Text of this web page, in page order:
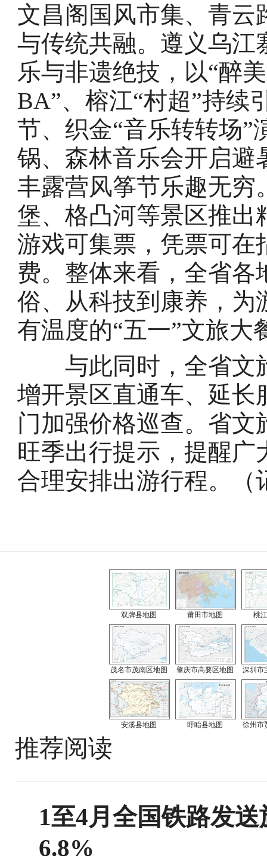
文昌阁国风市集、青云
与传统共融。遵义乌江
乐与非遗绝技，以“醉
BA”、榕江“村超”持续
节、织金“音乐转转场
锅、森林音乐会开启避
丰露营风筝节乐趣无穷
堡、格凸河等景区推出
游戏可集票，凭票可在
费。整体来看，全省
俗、从科技到康养，为
有温度的“五一”文旅大
与此同时，全省文
增开景区直通车、延长
门加强价格巡查。省
旺季出行提示，提醒
合理安排出游行程。（
双牌县地图 莆田市地图 桃
茂名市茂南区地图 肇庆市高要区地图 深圳市
安溪县地图 盱眙县地图 徐州市
推荐阅读
1至4月全国铁路发
6.8%